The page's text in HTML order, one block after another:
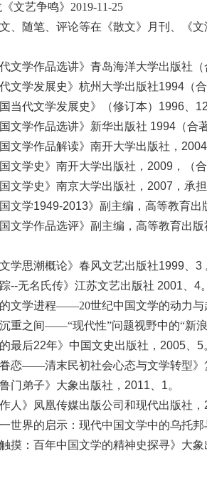
文艺争鸣》2019-11-25
、随笔、评论等在《散文》月刊、《
文学作品选讲》青岛海洋大学出版社
文学发展史》 杭州大学出版社1994（
当代文学发展史》
（修订本） 1996、
文学作品选讲》 新华出版社 1994（合
文学作品解读》南开大学出版社，
文学史》南开大学出版社， 2009，（
文学史》南京大学出版社， 2007，承
文学1949-2013》副主编，高等教育出
文学作品选评》副主编，高等教育出
学思潮概论》春风文艺出版社1999、3
--无名氏传》江苏文艺出版社 2001、4
文学进程——20世纪中国文学的动力与
重之间——“现代性”问题视野中的“新
最后22年》中国文史出版社，2005、5
恋——清末民初社会心态与文学转型》
门弟子》大象出版社， 2011、1。
人》凤凰传媒出版公司和现代出版社，
世界的启示：现代中国文学中的乌托
摸：百年中国文学的精神史探寻》 大象